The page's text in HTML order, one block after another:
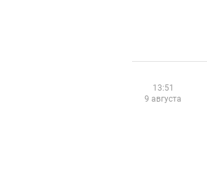
13:51
9 августа